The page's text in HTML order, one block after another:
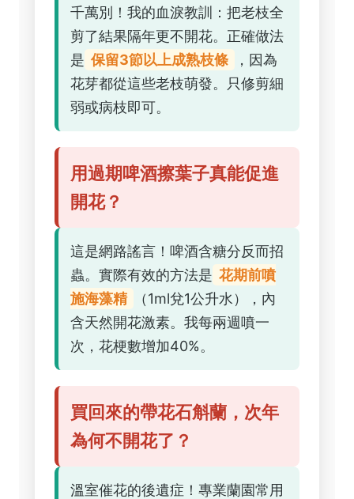
千萬別！我的血淚教訓：把老枝全
剪了結果隔年更不開花。正確做法
是 保留3節以上成熟枝條
，因為
花芽都從這些老枝萌發。只修剪細
弱或病枝即可。
用過期啤酒擦葉子真能促進
開花？
這是網路謠言！啤酒含糖分反而招
蟲。實際有效的方法是 花期前噴
施海藻精
（1ml兌1公升水），內
含天然開花激素。我每兩週噴一
次，花梗數增加40%。
買回來的帶花石斛蘭，次年
為何不開花了？
溫室催花的後遺症！專業蘭園常用